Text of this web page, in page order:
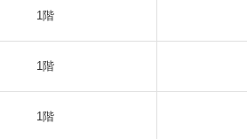
1階
1階
1階